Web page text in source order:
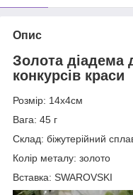
Опис
Золота діадема
конкурсів краси
Розмір: 14х4см
Вага: 45 г
Склад: біжутерійний
Колір металу: золото
Вставка: SWAROVSKI